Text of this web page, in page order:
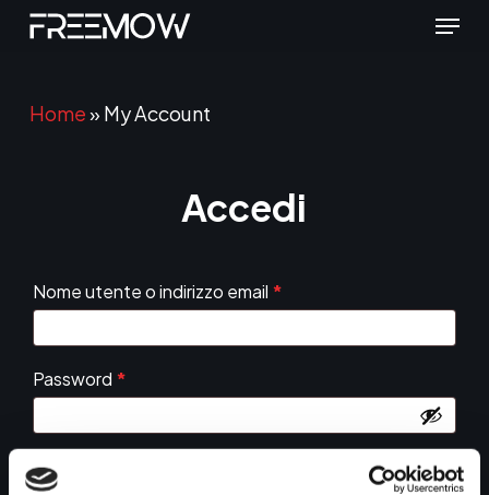
Skip
content
Menu
Home» My Account
Accedi
Nome utente o indirizzo email *
Password *